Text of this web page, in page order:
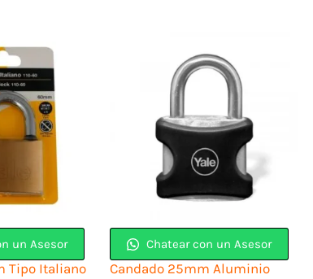
un Asesor
Tipo Italiano
Chatear con un Asesor
Candado 25mm Aluminio